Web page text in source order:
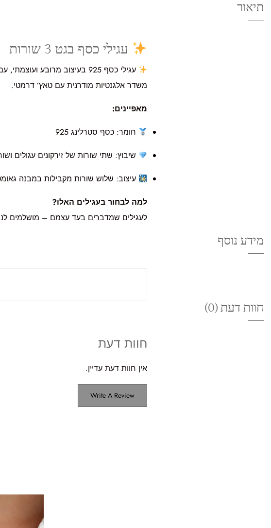
תיאור
עגילי כסף בגט 3 שורות
עגילי כסף 925 בעיצוב
משדר אלגנטיות מודרנית עם טאץ’ דרמטי.
מאפיינים:
חומר: כסף סטרלינג 925
שיבוץ: שתי שורות של זירקונים עגולים
עיצוב: שלוש שורות מקבילות במבנה
למה לבחור בעגילים האלו?
לעגילים שמדברים בעד עצמם – מושלמים
מידע נוסף
חוות דעת (0)
חוות דעת
אין חוות דעת עדיין.
Write A Review